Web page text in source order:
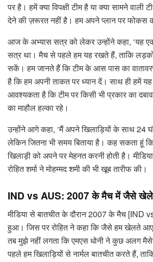
पर है। हमें क्या विपक्षी टीम है या क्या सामने वाली
देने की ज़रूरत नहीं है। हम अपने प्लान पर फोकस
आज के अभ्यास सत्र को लेकर उन्होंने कहा, ‘यह
सत्र था। मैच से पहले हम यह रखते हैं, ताकि
सकें। हम जानते हैं कि टीम के आस पास का
है कि हम अपनी ताकत पर ध्यान दें। साथ ही हमें यह
आवश्यकता है कि टीम पर किसी भी प्रकार का
का माहौल हल्का रहे।
उन्होंने आगे कहा, ‘मैं अपने खिलाड़ियों के साथ 24
लेकिन जितना भी समय बिताया है। कह सकता हूं
खिलाड़ी को अपने पर मेहनत करनी होती है।
रोहित शर्मा ने मोहम्मद शमी की भी खूब तारीफ की।
IND vs AUS: 2007 के मैच में जैसे
मीडिया से बातचीत के दौरान 2007 के मैच [IND
हुआ। जिस पर रोहित ने कहा कि जैसे हम खेलते
तब मुझे नहीं लगता कि एमएस धोनी ने कुछ अलग
पहले हम खिलाड़ियों से नार्मल बातचीत करते हैं,